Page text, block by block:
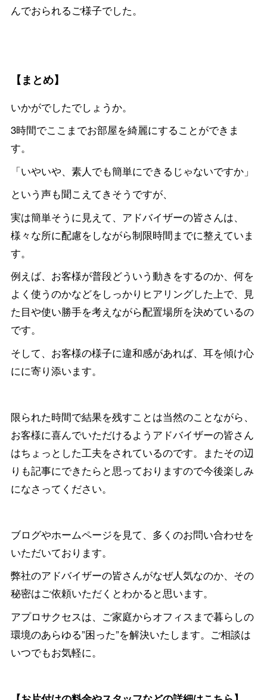
んでおられるご様子でした。
【まとめ】
いかがでしたでしょうか。
3時間でここまでお部屋を綺麗にすることができま
す。
「いやいや、素人でも簡単にできるじゃないですか」
という声も聞こえてきそうですが、
実は簡単そうに見えて、アドバイザーの皆さんは、
様々な所に配慮をしながら制限時間までに整えていま
す。
例えば、お客様が普段どういう動きをするのか、何を
よく使うのかなどをしっかりヒアリングした上で、見
た目や使い勝手を考えながら配置場所を決めているの
です。
そして、お客様の様子に違和感があれば、耳を傾け心
にに寄り添います。
限られた時間で結果を残すことは当然のことながら、
お客様に喜んでいただけるようアドバイザーの皆さん
はちょっとした工夫をされているのです。またその辺
りも記事にできたらと思っておりますので今後楽しみ
になさってください。
ブログやホームページを見て、多くのお問い合わせを
いただいております。
弊社のアドバイザーの皆さんがなぜ人気なのか、その
秘密はご依頼いただくとわかると思います。
アプロサクセスは、ご家庭からオフィスまで暮らしの
環境のあらゆる”困った”を解決いたします。ご相談は
いつでもお気軽に。